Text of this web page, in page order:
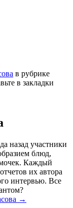
в рубрике
в закладки
назад участники
блюд,
Каждый
их автора
интервью. Все
→